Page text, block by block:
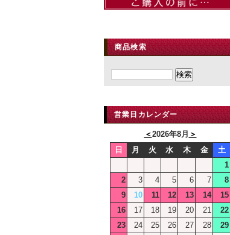
商品検索
営業日カレンダー
＜2026年8月 ＞
日
月 火 水 木 金
土
1
2
3 4 5 6 7
8
9
10 11 12 13 14
15
16
17 18 19 20 21
22
23
24 25 26 27 28
29